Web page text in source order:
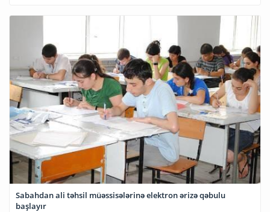
Sabahdan ali təhsil müəssisələrinə elektron ərizə qəbulu
başlayır